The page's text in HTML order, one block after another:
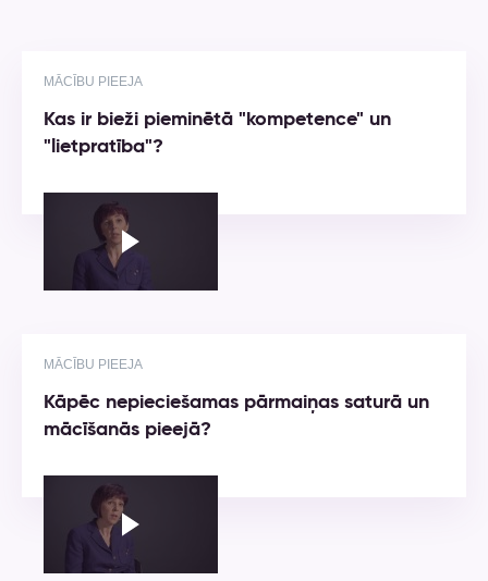
MĀCĪBU PIEEJA
Kas ir bieži pieminētā "kompetence" un
"lietpratība"?
MĀCĪBU PIEEJA
Kāpēc nepieciešamas pārmaiņas saturā un
mācīšanās pieejā?